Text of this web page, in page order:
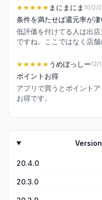
とポイントが貰えない！
でもどの支払方法でも貰
される！ 自分はこれで数
は2万円ほどポイントが貰
えず後ほどPayPayや
ると思う！特にお年寄り
にこの表示を改善して下
1つも改善する気配はない
なりの規模なので、この
う！ ポイント表示には誰
為だ！ Yahooショップに
は買い物をして下さい！
Yahooに騙されたので二度
★★★★★ まにまにま 10/2/
条件を満たせば還元率が凄
低評価を付けてる人は出
ですね。ここではなく店
にキャンペーンのポイン
嬉しいです。楽天はエン
どの位付くのかがわからな
イント込みで最安比較出来る
件も比較的容易な所も嬉
得な日を狙っていけば20
では値引きが行われない
ングでの買い物になりまし
★★★★★うめぼっしー12/
ポイントお得
アプリで買うとポイント
お得です。
20.4.0
20.3.0